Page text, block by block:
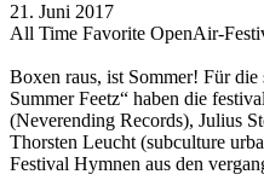
21. Juni 2017
All Time Favorite OpenAir-
Boxen raus, ist Sommer! Für
Summer Feetz“ haben die
(Neverending Records), Julius
Thorsten Leucht (subculture
Festival Hymnen aus den